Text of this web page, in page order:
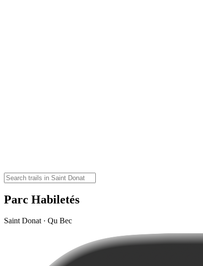
Parc Habiletés
Saint Donat · Qu Bec